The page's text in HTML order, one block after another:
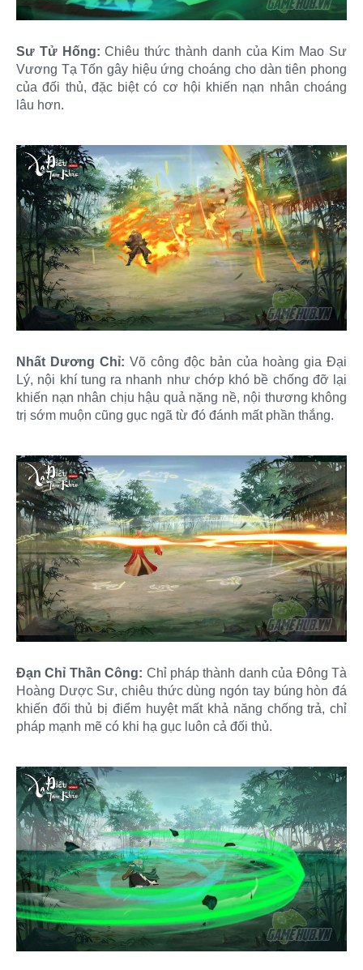
Sư Tử Hống:Chiêu thức thành danh của Kim Mao Sư
Vương Tạ Tốn gây hiệu ứng choáng cho dàn tiên phong
của đối thủ, đặc biệt có cơ hội khiến nạn nhân choáng
lâu hơn.
Nhất Dương Chỉ: Võ công độc bản của hoàng gia Đại
Lý, nội khí tung ra nhanh như chớp khó bề chống đỡ lại
khiến nạn nhân chịu hậu quả nặng nề, nội thương không
trị sớm muộn cũng gục ngã từ đó đánh mất phần thắng.
Đạn Chỉ Thần Công: Chỉ pháp thành danh của Đông Tà
Hoàng Dược Sư, chiêu thức dùng ngón tay búng hòn đá
khiến đối thủ bị điểm huyệt mất khả năng chống trả, chỉ
pháp mạnh mẽ có khi hạ gục luôn cả đối thủ.